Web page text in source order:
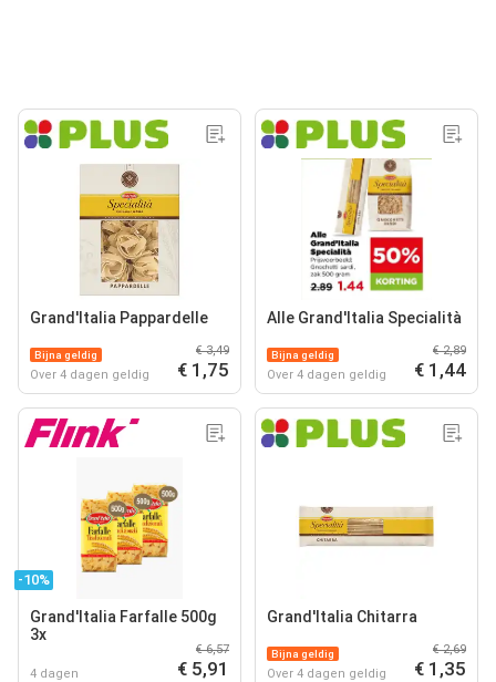
Grand'Italia Pappardelle
Bijna geldig
Over 4 dagen geldig
€ 3,49
€ 1,75
Alle Grand'Italia Specialità
Bijna geldig
Over 4 dagen geldig
€ 2,89
€ 1,44
-10%
Grand'Italia Farfalle 500g
3x
4 dagen
€ 6,57
€ 5,91
Grand'Italia Chitarra
Bijna geldig
Over 4 dagen geldig
€ 2,69
€ 1,35